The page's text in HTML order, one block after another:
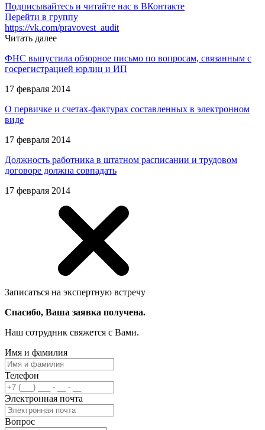
Подписывайтесь и читайте нас в ВКонтакте
Перейти в группу
https://vk.com/pravovest_audit
Читать далее
ФНС выпустила обзорное письмо по вопросам, связанным с
госрегистрацией юрлиц и ИП
17 февраля 2014
О первичке и счетах-фактурах составленных в электронном
виде
17 февраля 2014
Должность работника в штатном расписании и трудовом
договоре должна совпадать
17 февраля 2014
Записаться на экспертную встречу
Спасибо, Ваша заявка получена.
Наш сотрудник свяжется с Вами.
Имя и фамилия
Телефон
Электронная почта
Вопрос